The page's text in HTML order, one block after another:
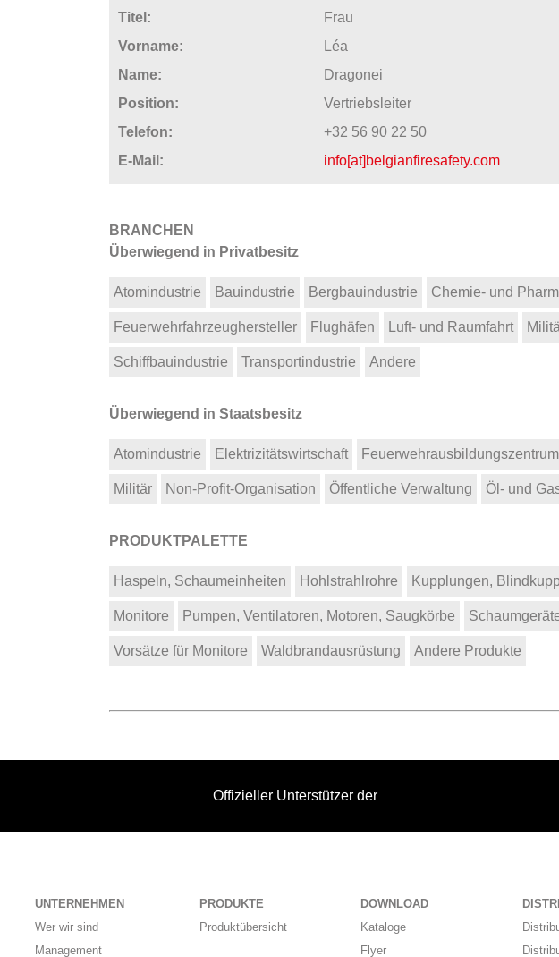
Titel:
Frau
Vorname:
Léa
Name:
Dragonei
Position:
Vertriebsleiter
Telefon:
+32 56 90 22 50
E-Mail:
info[at]belgianfiresafety.com
BRANCHEN
Überwiegend in Privatbesitz
Atomindustrie Bauindustrie Bergbauindustrie Chemie- und
Feuerwehrfahrzeughersteller Flughäfen Luft- und Raumfahrt
Schiffbauindustrie Transportindustrie Andere
Überwiegend in Staatsbesitz
Atomindustrie Elektrizitätswirtschaft Feuerwehrausbildungszentrum
Militär Non-Profit-Organisation Öffentliche Verwaltung Öl- und
PRODUKTPALETTE
Haspeln, Schaumeinheiten Hohlstrahlrohre Kupplungen,
Monitore Pumpen, Ventilatoren, Motoren, Saugkörbe
Vorsätze für Monitore Waldbrandausrüstung Andere Produkte
Offizieller Unterstützer der
UNTERNEHMEN
Wer wir sind
Management
PRODUKTE
Produktübersicht
DOWNLOAD
Kataloge
Flyer